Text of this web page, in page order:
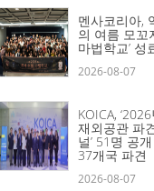
멘사코리아,
의 여름 모꼬
마법학교’ 성
2026-08-07
KOICA,
재외공관 파
널’ 51명 공
37개국 파견
2026-08-07